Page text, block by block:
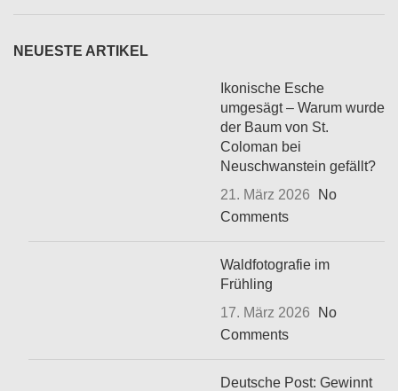
NEUESTE ARTIKEL
Ikonische Esche
umgesägt – Warum wurde
der Baum von St.
Coloman bei
Neuschwanstein gefällt?
21. März 2026
No
Comments
Waldfotografie im
Frühling
17. März 2026
No
Comments
Deutsche Post: Gewinnt